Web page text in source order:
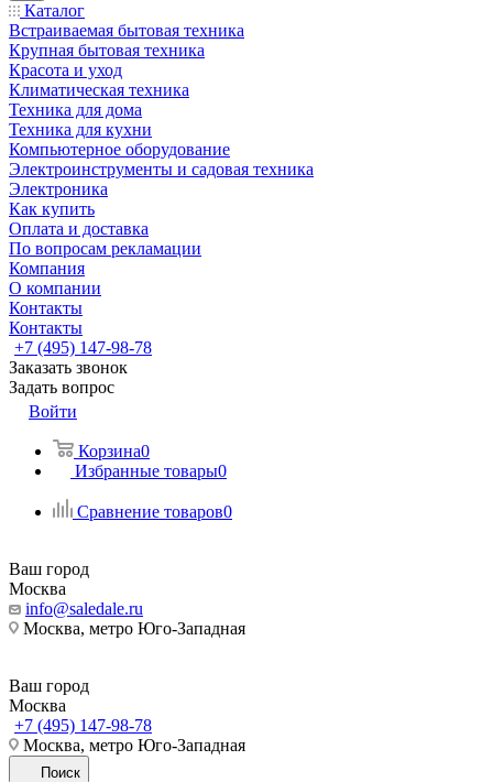
Каталог
Встраиваемая бытовая техника
Крупная бытовая техника
Красота и уход
Климатическая техника
Техника для дома
Техника для кухни
Компьютерное оборудование
Электроинструменты и садовая техника
Электроника
Как купить
Оплата и доставка
По вопросам рекламации
Компания
О компании
Контакты
Контакты
+7 (495) 147-98-78
Заказать звонок
Задать вопрос
Войти
Корзина0
Избранные товары0
Сравнение товаров0
Ваш город
Москва
info@saledale.ru
Москва, метро Юго-Западная
Ваш город
Москва
+7 (495) 147-98-78
Москва, метро Юго-Западная
Поиск